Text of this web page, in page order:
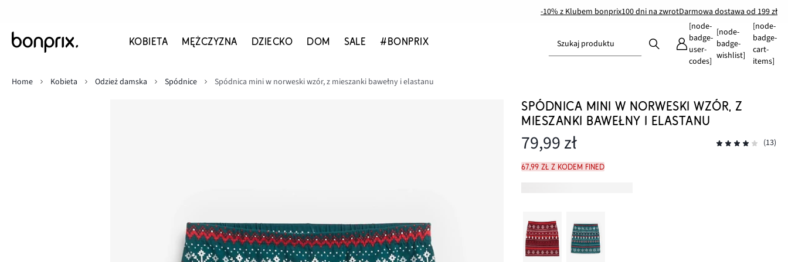
-10% z Klubem bonprix100 dni na zwrotDarmowa dostawa od 199 zł
KOBIETA MĘŻCZYZNA DZIECKO DOM SALE #BONPRIX Szukaj produktu
[node-
badge-
user-
codes]
[node-
badge-
wishlist]
[node-
badge-
cart-
items]
Home
Kobieta Odzież damska Spódnice Spódnica mini w norweski wzór, z mieszanki bawełny i elastanu
SPÓDNICA MINI W NORWESKI WZÓR, Z
MIESZANKI BAWEŁNY I ELASTANU
79,99 zł (13)
67,99 zł z kodem FINED